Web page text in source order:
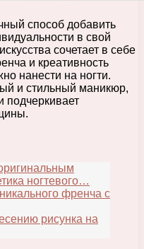
способ добавить
в свой
сочетает в себе
и креативность
нанести на ногти.
и стильный маникюр,
подчеркивает
ногтевого…
френча с
рисунка на